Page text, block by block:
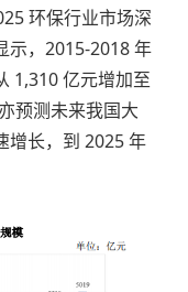
环保行业市场深
示，2015-2018 年
1,310 亿元增加至
预测未来我国大
增长，到 2025 年